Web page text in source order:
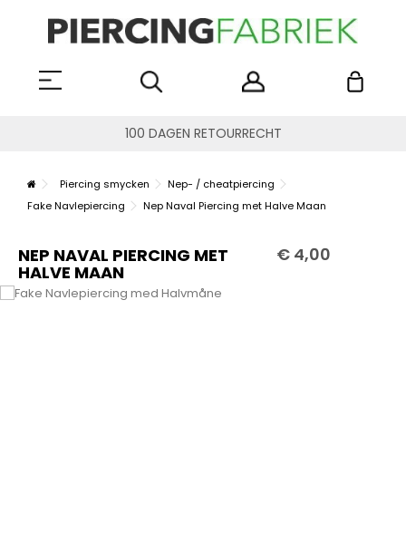
100 DAGEN RETOURRECHT
Piercing smycken
Nep- / cheatpiercing
Fake Navlepiercing
Nep Naval Piercing met Halve Maan
NEP NAVAL PIERCING MET
HALVE MAAN
€ 4,00